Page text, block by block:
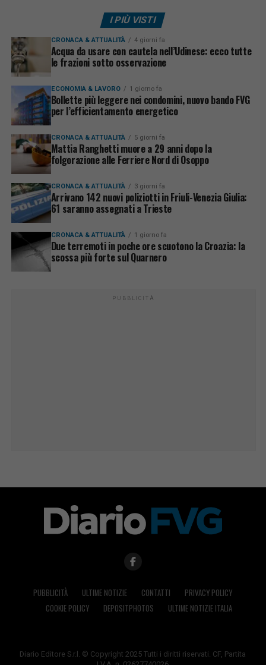
I PIÙ VISTI
CRONACA & ATTUALITÀ 4 giorni fa
Acqua da usare con cautela nell’Udinese: ecco tutte
le frazioni sotto osservazione
ECONOMIA & LAVORO 1 giorno fa
Bollette più leggere nei condomini, nuovo bando FVG
per l’efficientamento energetico
CRONACA & ATTUALITÀ 5 giorni fa
Mattia Ranghetti muore a 29 anni dopo la
folgorazione alle Ferriere Nord di Osoppo
CRONACA & ATTUALITÀ 3 giorni fa
Arrivano 142 nuovi poliziotti in Friuli-Venezia Giulia:
61 saranno assegnati a Trieste
CRONACA & ATTUALITÀ 1 giorno fa
Due terremoti in poche ore scuotono la Croazia: la
scossa più forte sul Quarnero
PUBBLICITÀ
PUBBLICITÀ ULTIME NOTIZIE CONTATTI
PRIVACY POLICY
COOKIE POLICY
DEPOSITPHOTOS ULTIME NOTIZIE ITALIA
Diario Editore S.r.l. © Copyright 2025 Tutti i diritti riservati. CF, Partita